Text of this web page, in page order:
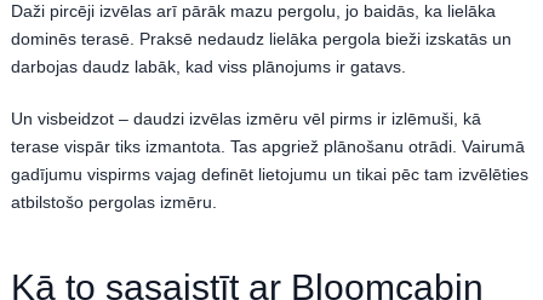
Daži pircēji izvēlas arī pārāk mazu pergolu, jo baidās, ka lielāka
dominēs terasē. Praksē nedaudz lielāka pergola bieži izskatās un
darbojas daudz labāk, kad viss plānojums ir gatavs.
Un visbeidzot – daudzi izvēlas izmēru vēl pirms ir izlēmuši, kā
terase vispār tiks izmantota. Tas apgriež plānošanu otrādi. Vairumā
gadījumu vispirms vajag definēt lietojumu un tikai pēc tam izvēlēties
atbilstošo pergolas izmēru.
Kā to sasaistīt ar Bloomcabin